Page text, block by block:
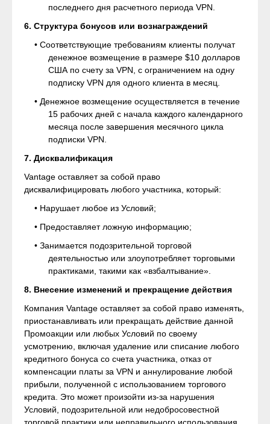
последнего дня расчетного периода VPN.
6. Структура бонусов или вознаграждений
• Соответствующие требованиям клиенты получат
денежное возмещение в размере $10 долларов
США по счету за VPN, с ограничением на одну
подписку VPN для одного клиента в месяц.
• Денежное возмещение осуществляется в течение
15 рабочих дней с начала каждого календарного
месяца после завершения месячного цикла
подписки VPN.
7. Дисквалификация
Vantage оставляет за собой право
дисквалифицировать любого участника, который:
• Нарушает любое из Условий;
• Предоставляет ложную информацию;
• Занимается подозрительной торговой
деятельностью или злоупотребляет торговыми
практиками, такими как «взбалтывание».
8. Внесение изменений и прекращение действия
Компания Vantage оставляет за собой право изменять,
приостанавливать или прекращать действие данной
Промоакции или любых Условий по своему
усмотрению, включая удаление или списание любого
кредитного бонуса со счета участника, отказ от
компенсации платы за VPN и аннулирование любой
прибыли, полученной с использованием торгового
кредита. Это может произойти из-за нарушения
Условий, подозрительной или недобросовестной